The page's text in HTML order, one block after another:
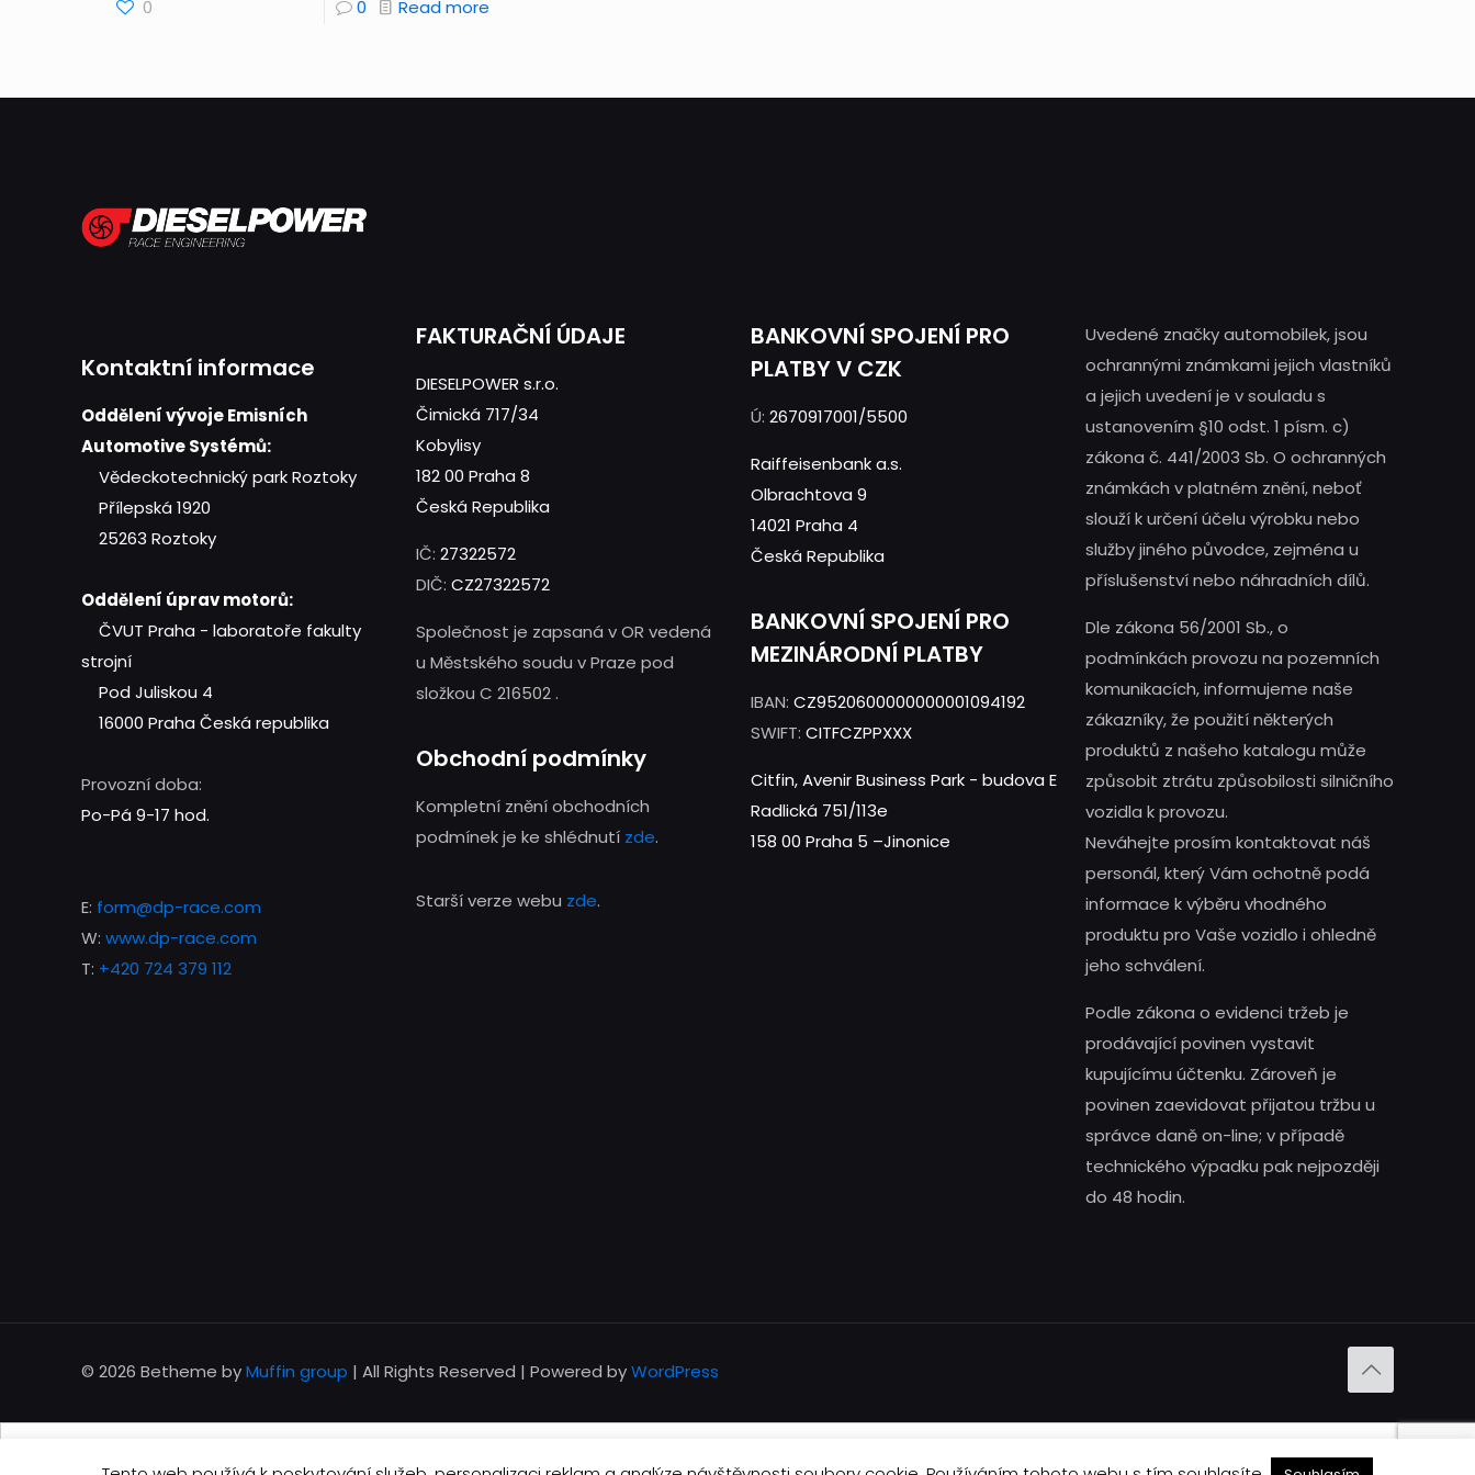
0 0 Read more
Kontaktní informace
Oddělení vývoje Emisních
Automotive Systémů:
Vědeckotechnický park Roztoky
Přílepská 1920
25263 Roztoky
Oddělení úprav motorů:
ČVUT Praha - laboratoře fakulty
strojní
Pod Juliskou 4
16000 Praha Česká republika
Provozní doba:
Po-Pá 9-17 hod.
E: form@dp-race.com
W: www.dp-race.com
T: +420 724 379 112
FAKTURAČNÍ ÚDAJE
DIESELPOWER s.r.o.
Čimická 717/34
Kobylisy
182 00 Praha 8
Česká Republika
IČ: 27322572
DIČ: CZ27322572
Společnost je zapsaná v OR vedená
u Městského soudu v Praze pod
složkou C 216502 .
Obchodní podmínky
Kompletní znění obchodních
podmínek je ke shlédnutí zde.
Starší verze webu zde.
BANKOVNÍ SPOJENÍ PRO
PLATBY V CZK
Ú: 2670917001/5500
Raiffeisenbank a.s.
Olbrachtova 9
14021 Praha 4
Česká Republika
BANKOVNÍ SPOJENÍ PRO
MEZINÁRODNÍ PLATBY
IBAN: CZ9520600000000001094192
SWIFT: CITFCZPPXXX
Citfin, Avenir Business Park - budova E
Radlická 751/113e
158 00 Praha 5 –Jinonice
Uvedené značky automobilek, jsou
ochrannými známkami jejich vlastníků
a jejich uvedení je v souladu s
ustanovením §10 odst. 1 písm. c)
zákona č. 441/2003 Sb. O ochranných
známkách v platném znění, neboť
slouží k určení účelu výrobku nebo
služby jiného původce, zejména u
příslušenství nebo náhradních dílů.
Dle zákona 56/2001 Sb., o
podmínkách provozu na pozemních
komunikacích, informujeme naše
zákazníky, že použití některých
produktů z našeho katalogu může
způsobit ztrátu způsobilosti silničního
vozidla k provozu.
Neváhejte prosím kontaktovat náš
personál, který Vám ochotně podá
informace k výběru vhodného
produktu pro Vaše vozidlo i ohledně
jeho schválení.
Podle zákona o evidenci tržeb je
prodávající povinen vystavit
kupujícímu účtenku. Zároveň je
povinen zaevidovat přijatou tržbu u
správce daně on-line; v případě
technického výpadku pak nejpozději
do 48 hodin.
© 2026 Betheme byMuffin group | All Rights Reserved | Powered byWordPress